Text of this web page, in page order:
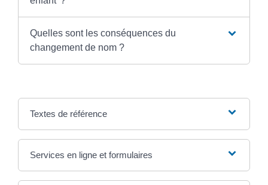
Quelles sont les conséquences du
changement de nom ?
Textes de référence
Services en ligne et formulaires